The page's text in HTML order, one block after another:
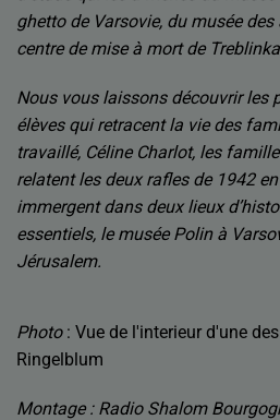
ghetto de Varsovie, du musée
centre de mise à mort de
Nous vous laissons découvrir les
élèves qui retracent la vie des
travaillé, Céline Charlot, les
relatent les deux rafles de 1942 en
immergent dans deux lieux
essentiels, le musée Polin à
Jérusalem.
Photo : Vue de l'interieur d'une
Ringelblum
Montage : Radio Shalom